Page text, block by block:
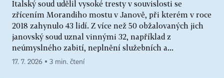
Italský soud udělil vysoké tresty v souvislosti se
zřícením Morandiho mostu v Janově, při kterém v roce
2018 zahynulo 43 lidí. Z více než 50 obžalovaných jich
janovský soud uznal vinnými 32, například z
neúmyslného zabití, neplnění služebních a...
17. 7. 2026 ▪ 3 min. čtení